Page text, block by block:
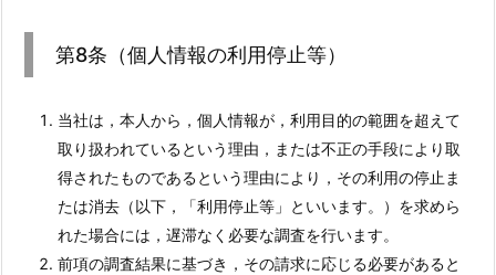
第8条（個人情報の利用停止等）
当社は，本人から，個人情報が，利用目的の範囲を超えて
取り扱われているという理由，または不正の手段により取
得されたものであるという理由により，その利用の停止ま
たは消去（以下，「利用停止等」といいます。）を求めら
れた場合には，遅滞なく必要な調査を行います。
前項の調査結果に基づき，その請求に応じる必要があると